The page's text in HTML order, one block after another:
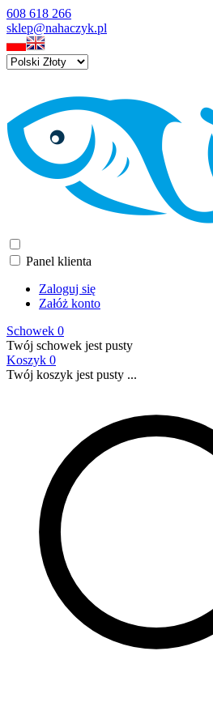
608 618 266
sklep@nahaczyk.pl
Panel klienta
Zaloguj się
Załóż konto
Schowek 0
Twój schowek jest pusty
Koszyk 0
Twój koszyk jest pusty ...